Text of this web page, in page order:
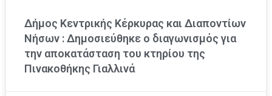
Δήμος Κεντρικής Κέρκυρας και Διαποντίων
Νήσων : Δημοσιεύθηκε ο διαγωνισμός για
την αποκατάσταση του κτηρίου της
Πινακοθήκης Γιαλλινά